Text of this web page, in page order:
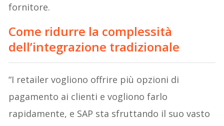
fornitore.
Come ridurre la complessità
dell’integrazione tradizionale
“I retailer vogliono offrire più opzioni di
pagamento ai clienti e vogliono farlo
rapidamente, e SAP sta sfruttando il suo vasto